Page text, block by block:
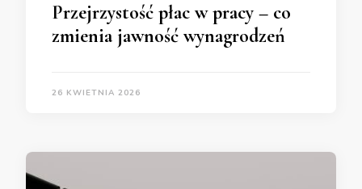
Przejrzystość płac w pracy – co
zmienia jawność wynagrodzeń
26 KWIETNIA 2026